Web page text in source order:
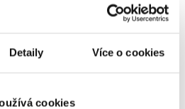
Detaily Více o cookies
cookies